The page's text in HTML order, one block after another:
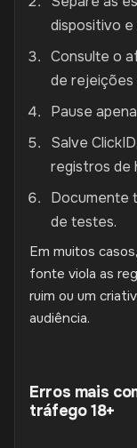
dispositivo
Consulte o
de rejeições
Pause
Salve
registros de
Documente
de testes.
Em muitos
fonte viola as
ruim ou um
audiência.
Erros mais
tráfego 18+